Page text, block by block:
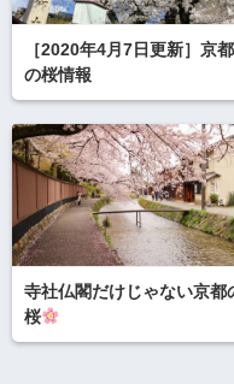
［2020年4月7日更新］京都
の桜情報
寺社仏閣だけじゃない京都
桜